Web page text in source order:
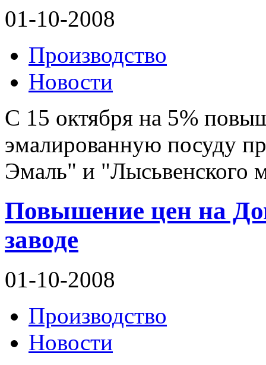
01-10-2008
Производство
Новости
С 15 октября на 5%
эмалированную посуду
Эмаль" и "Лысьвенского
Повышение цен на
заводе
01-10-2008
Производство
Новости